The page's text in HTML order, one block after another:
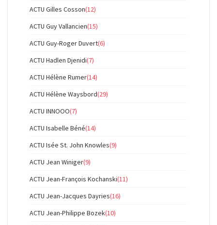
ACTU Gilles Cosson(12)
ACTU Guy Vallancien(15)
ACTU Guy-Roger Duvert(6)
ACTU Hadlen Djenidi(7)
ACTU Hélène Rumer(14)
ACTU Hélène Waysbord(29)
ACTU INNOOO(7)
ACTU Isabelle Béné(14)
ACTU Isée St. John Knowles(9)
ACTU Jean Winiger(9)
ACTU Jean-François Kochanski(11)
ACTU Jean-Jacques Dayries(16)
ACTU Jean-Philippe Bozek(10)